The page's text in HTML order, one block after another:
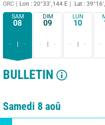
GRC Lon : 20°33’,144 E Lat :
SAM
08
- -
DIM
09
- -
LUN
10
- - -
BULLETIN
Samedi 8 aoû